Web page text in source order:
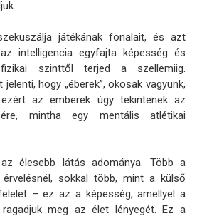
játékának fonalait, és azt
intelligencia egyfajta képesség és
szinttől terjed a szellemiig.
jelenti, hogy „éberek”, okosak vagyunk,
az emberek úgy tekintenek az
mintha egy mentális atlétikai
élesebb látás adománya. Több a
sokkal több, mint a külső
– ez az a képesség, amellyel a
meg az élet lényegét. Ez a